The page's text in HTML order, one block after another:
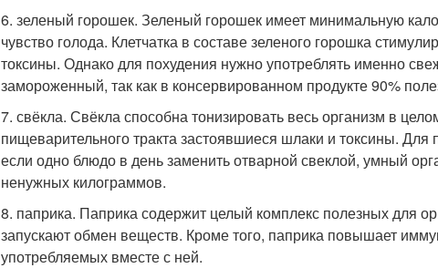
6. зеленый горошек. Зеленый горошек имеет минимальную
чувство голода. Клетчатка в составе зеленого горошка
токсины. Однако для похудения нужно употреблять именно
замороженный, так как в консервированном продукте 90%
7. свёкла. Свёкла способна тонизировать весь организм в
пищеварительного тракта застоявшиеся шлаки и токсины.
если одно блюдо в день заменить отварной свеклой, умный
ненужных килограммов.
8. паприка. Паприка содержит целый комплекс полезных для
запускают обмен веществ. Кроме того, паприка повышает
употребляемых вместе с ней.